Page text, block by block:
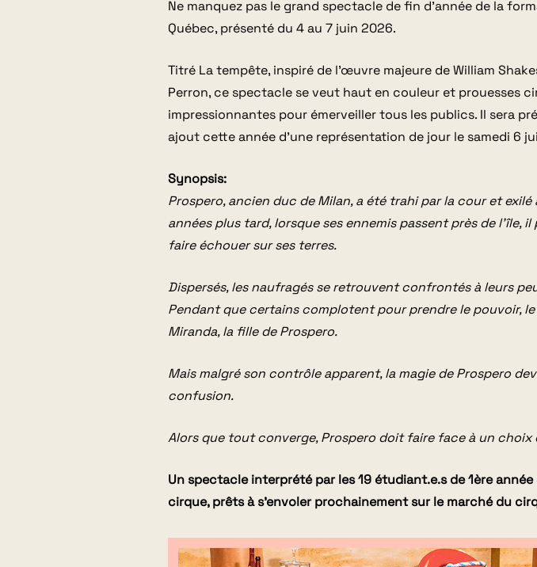
Ne manquez pas le grand spectacle de fin d’année de la
Québec, présenté du 4 au 7 juin 2026.
Titré La tempête, inspiré de l’œuvre majeure de William
Perron, ce spectacle se veut haut en couleur et prouesses
impressionnantes pour émerveiller tous les publics. Il sera
ajout cette année d’une représentation de jour le samedi 6
Synopsis:
Prospero, ancien duc de Milan, a été trahi par la cour et
années plus tard, lorsque ses ennemis passent près de l’île,
faire échouer sur ses terres.
Dispersés, les naufragés se retrouvent confrontés à leurs
Pendant que certains complotent pour prendre le pouvoir,
Miranda, la fille de Prospero.
Mais malgré son contrôle apparent, la magie de Prospero
confusion.
Alors que tout converge, Prospero doit faire face à un choix
Un spectacle interprété par les 19 étudiant.e.s de 1ère
cirque, prêts à s’envoler prochainement sur le marché du